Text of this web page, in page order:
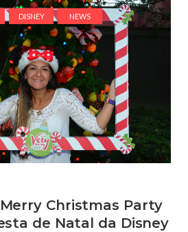
DISNEY NEWS
Merry Christmas Party
de Natal da Disney